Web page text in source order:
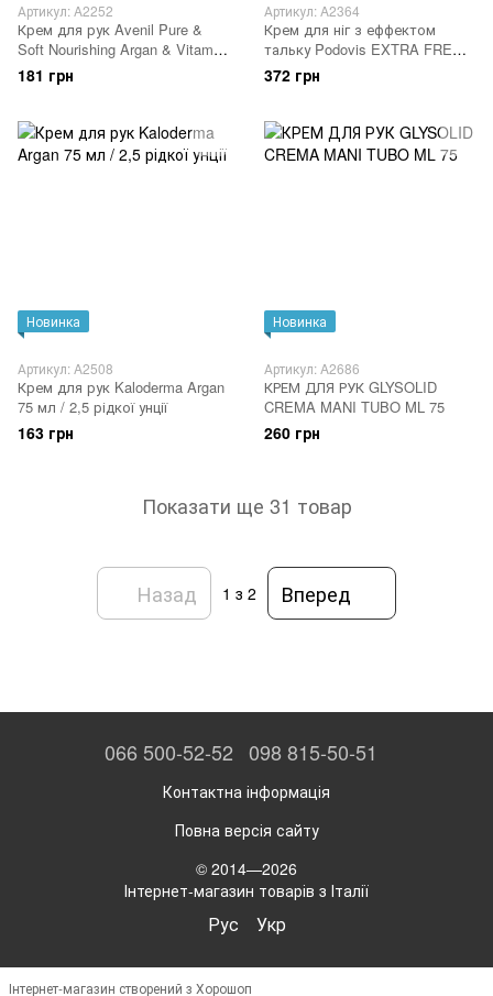
Артикул: A2252
Крем для рук Avenil Pure &
Soft Nourishing Argan & Vitamin
E 100 мл
181 грн
Артикул: A2364
Крем для ніг з еффектом
тальку Podovis EXTRA FRESH
100 мл
372 грн
Новинка
Артикул: A2508
Крем для рук Kaloderma Argan
75 мл / 2,5 рідкої унції
163 грн
Новинка
Артикул: A2686
КРЕМ ДЛЯ РУК GLYSOLID
CREMA MANI TUBO ML 75
260 грн
Показати ще 31 товар
Назад 1 з 2 Вперед
066 500-52-52 098 815-50-51
Контактна інформація
Повна версія сайту
© 2014—2026
Інтернет-магазин товарів з Італії
Рус Укр
Інтернет-магазин створений з Хорошоп